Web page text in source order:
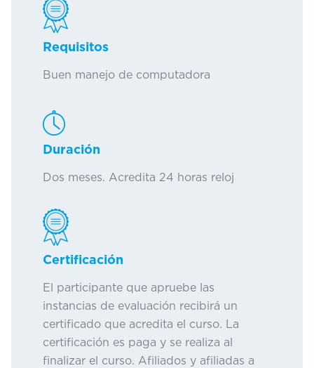
Requisitos
Buen manejo de computadora
Duración
Dos meses. Acredita 24 horas reloj
Certificación
El participante que apruebe las
instancias de evaluación recibirá un
certificado que acredita el curso. La
certificación es paga y se realiza al
finalizar el curso. Afiliados y afiliadas a